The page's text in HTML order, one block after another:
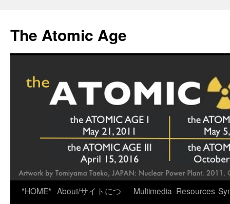
content
The Atomic Age
*HOME* About/サイトにつ
Multimedia Resources